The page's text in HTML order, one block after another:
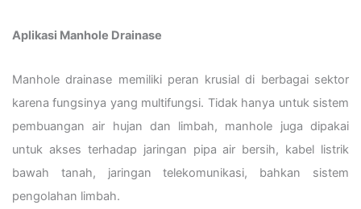
Aplikasi Manhole Drainase
Manhole drainase memiliki peran krusial di berbagai sektor
karena fungsinya yang multifungsi. Tidak hanya untuk sistem
pembuangan air hujan dan limbah, manhole juga dipakai
untuk akses terhadap jaringan pipa air bersih, kabel listrik
bawah tanah, jaringan telekomunikasi, bahkan sistem
pengolahan limbah.